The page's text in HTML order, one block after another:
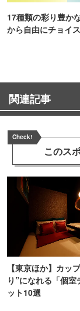
17種類の彩り豊か
から自由にチョイス
関連記事
Check!
このス
【東京ほか】カッ
り”になれる「個
ット10選